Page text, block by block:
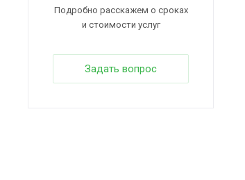
Подробно расскажем о сроках
и стоимости услуг
Задать вопрос